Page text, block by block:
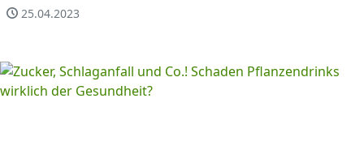
25.04.2023